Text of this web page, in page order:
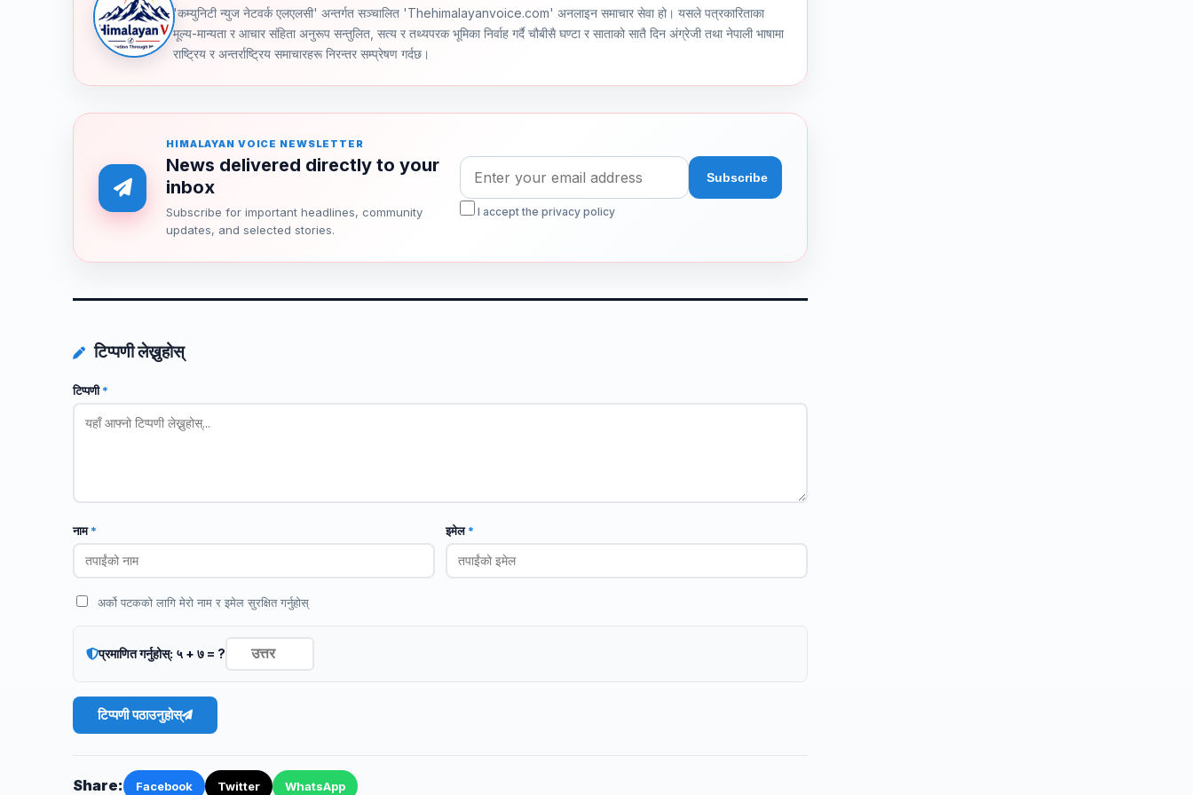
'कम्युनिटी न्युज नेटवर्क एलएलसी' अन्तर्गत सञ्चालित 'Thehimalayanvoice.com' अनलाइन समाचार सेवा हो। यसले पत्रकारिताका
मूल्य-मान्यता र आचार संहिता अनुरूप सन्तुलित, सत्य र तथ्यपरक भूमिका निर्वाह गर्दै चौबीसै घण्टा र साताको सातै दिन अंग्रेजी तथा नेपाली भाषामा
राष्ट्रिय र अन्तर्राष्ट्रिय समाचारहरू निरन्तर सम्प्रेषण गर्दछ।
HIMALAYAN VOICE NEWSLETTER
News delivered directly to your
inbox
Subscribe for important headlines, community
updates, and selected stories.
I accept the privacy policy
टिप्पणी लेख्नुहोस्
टिप्पणी*
नाम* इमेल*
अर्को पटकको लागि मेरो नाम र इमेल सुरक्षित गर्नुहोस्
प्रमाणित गर्नुहोस्: ५ + ७ = ?
टिप्पणी पठाउनुहोस्
Share: Facebook Twitter WhatsApp